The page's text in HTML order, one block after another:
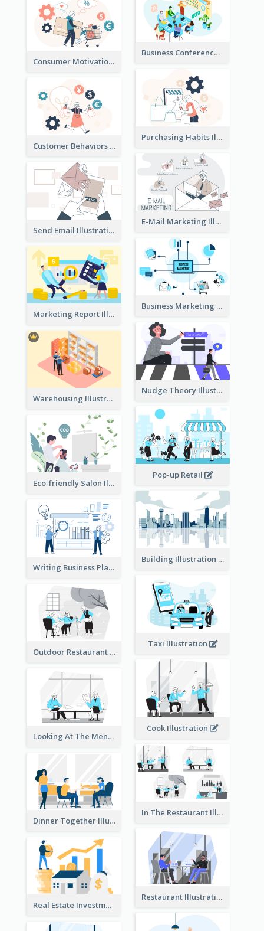
Business Conference Illustration
Consumer Motivation Illustration
Purchasing Habits Illustration
Customer Behaviors Illustration
E-Mail Marketing Illustration
Send Email Illustration
Business Marketing
Marketing Report Illustration
Nudge Theory Illustration
Warehousing Illustration
Pop-up Retail
Eco-friendly Salon Illustration
Building Illustration
Writing Business Plan Illustration
Taxi Illustration
Outdoor Restaurant Illustration
Cook Illustration
Looking At The Menu Illustration
In The Restaurant Illustration
Dinner Together Illustration
Restaurant Illustration
Real Estate Investment Illustration